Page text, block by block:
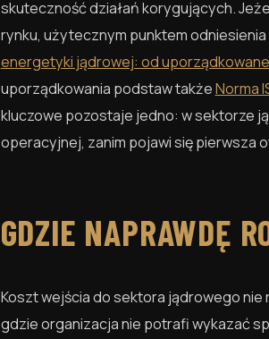
skuteczność działań korygujących.
rynku, użytecznym punktem
energetyki jądrowej: od
uporządkowania podstaw takżeNorma
kluczowe pozostaje jedno: w sektorze
operacyjnej, zanim pojawi się pierwsza
GDZIE NAPRAWDĘ
Koszt wejścia do sektora jądrowego nie
gdzie organizacja nie potrafi wykazać